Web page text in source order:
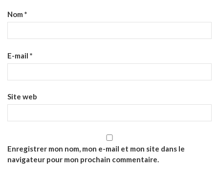
Nom *
E-mail *
Site web
Enregistrer mon nom, mon e-mail et mon site dans le
navigateur pour mon prochain commentaire.